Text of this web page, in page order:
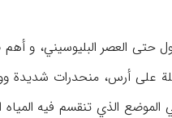
العصر البلیوسیني، و
علی أرس، منحدرات شدیدة
فتظهر سهول مرتفعة (م.ن، ۳۸). وهذه الجبال